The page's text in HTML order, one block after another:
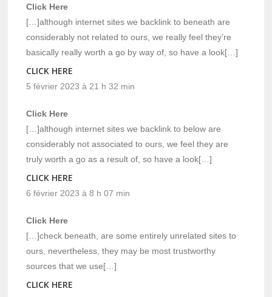
Click Here
[…]although internet sites we backlink to beneath are
considerably not related to ours, we really feel they’re
basically really worth a go by way of, so have a look[…]
CLICK HERE
5 février 2023 à 21 h 32 min
Click Here
[…]although internet sites we backlink to below are
considerably not associated to ours, we feel they are
truly worth a go as a result of, so have a look[…]
CLICK HERE
6 février 2023 à 8 h 07 min
Click Here
[…]check beneath, are some entirely unrelated sites to
ours, nevertheless, they may be most trustworthy
sources that we use[…]
CLICK HERE